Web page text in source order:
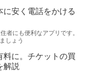
に安く電話をかける
者にも便利なアプリです。
しょう
料に。チケットの買
解説